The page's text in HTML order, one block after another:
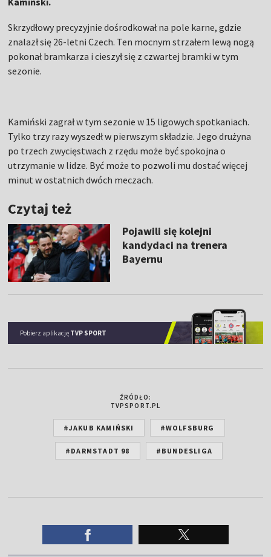
Skrzydłowy precyzyjnie dośrodkował na pole karne, gdzie
znalazł się 26-letni Czech. Ten mocnym strzałem lewą nogą
pokonał bramkarza i cieszył się z czwartej bramki w tym
sezonie.
Kamiński zagrał w tym sezonie w 15 ligowych spotkaniach.
Tylko trzy razy wyszedł w pierwszym składzie. Jego drużyna
po trzech zwycięstwach z rzędu może być spokojna o
utrzymanie w lidze. Być może to pozwoli mu dostać więcej
minut w ostatnich dwóch meczach.
Czytaj też
Pojawili się kolejni
kandydaci na trenera
Bayernu
Pobierz aplikację TVP SPORT
ŹRÓDŁO:
TVPSPORT.PL
#JAKUB KAMIŃSKI #WOLFSBURG
#DARMSTADT 98 #BUNDESLIGA